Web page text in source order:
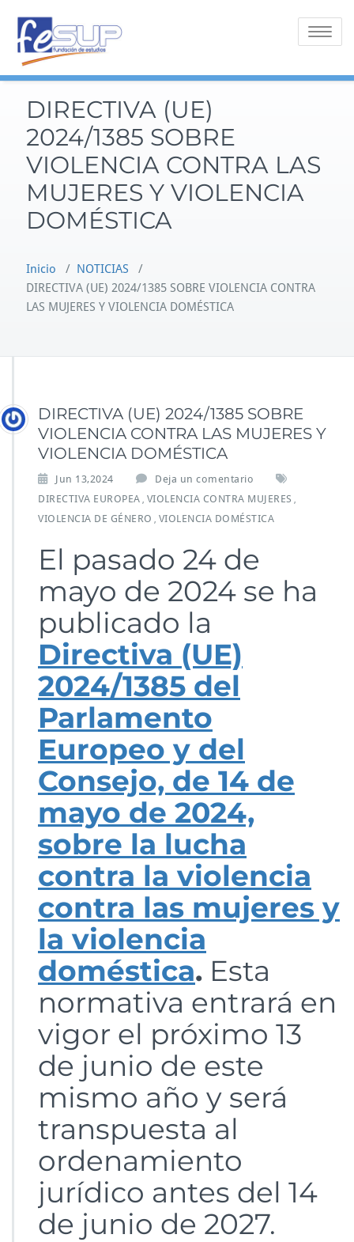
contenido
Alternar
DIRECTIVA (UE)
2024/1385 SOBRE
VIOLENCIA CONTRA LAS
MUJERES Y VIOLENCIA
DOMÉSTICA
Inicio / NOTICIAS /
DIRECTIVA (UE) 2024/1385 SOBRE VIOLENCIA CONTRA
LAS MUJERES Y VIOLENCIA DOMÉSTICA
DIRECTIVA (UE) 2024/1385 SOBRE
VIOLENCIA CONTRA LAS MUJERES Y
VIOLENCIA DOMÉSTICA
Jun 13,2024
Deja un comentario
DIRECTIVA EUROPEA VIOLENCIA CONTRA MUJERES
VIOLENCIA DE GÉNERO VIOLENCIA DOMÉSTICA
El pasado 24 de
mayo de 2024 se ha
publicado la
Directiva (UE)
2024/1385 del
Parlamento
Europeo y del
Consejo, de 14 de
mayo de 2024,
sobre la lucha
contra la violencia
contra las mujeres y
la violencia
doméstica. Esta
normativa entrará en
vigor el próximo 13
de junio de este
mismo año y será
transpuesta al
ordenamiento
jurídico antes del 14
de junio de 2027.